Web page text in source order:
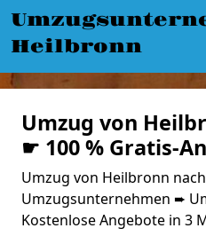
Heilbronn
Umzug von
☛ 100 % Gratis-
Umzug von Heilbronn
Umzugsunternehmen ➨
Kostenlose Angebote in 3